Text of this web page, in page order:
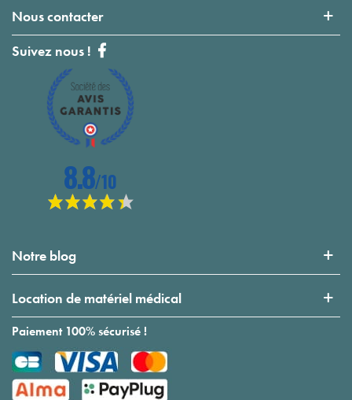
Nous contacter
Suivez nous !
Notre blog
Location de matériel médical
Paiement 100% sécurisé !